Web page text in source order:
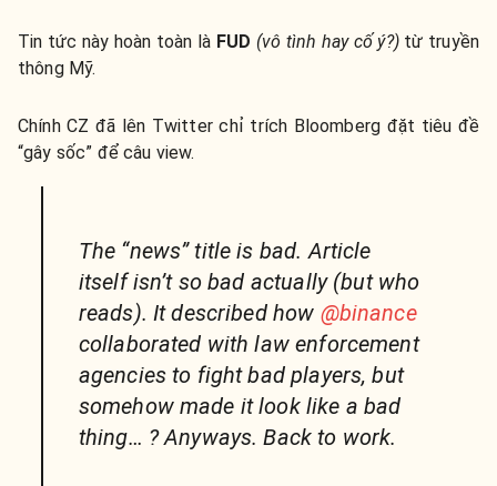
Tin tức này hoàn toàn là FUD (vô tình hay cố ý?)từ truyền
thông Mỹ.
Chính CZ đã lên Twitter chỉ trích Bloomberg đặt tiêu đề
“gây sốc” để câu view.
The “news” title is bad. Article
itself isn’t so bad actually (but who
reads). It described how @binance
collaborated with law enforcement
agencies to fight bad players, but
somehow made it look like a bad
thing… ? Anyways. Back to work.